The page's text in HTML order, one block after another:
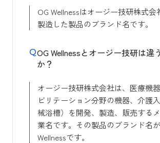
OG Wellnessはオージー技研株式会
製造した製品のブランド名です。
OG Wellnessとオージー技研は違
か？
オージー技研株式会社は、医療機
ビリテーション分野の機器、介護
械浴槽）を開発、製造、販売する
業名です。その製品のブランド名
Wellnessです。